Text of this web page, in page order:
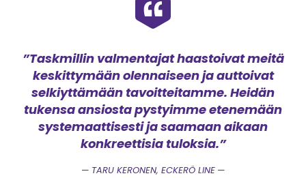
”Taskmillin valmentajat haastoivat meitä
keskittymään olennaiseen ja auttoivat
selkiyttämään tavoitteitamme. Heidän
tukensa ansiosta pystyimme etenemään
systemaattisesti ja saamaan aikaan
konkreettisia tuloksia.”
TARU KERONEN, ECKERÖ LINE